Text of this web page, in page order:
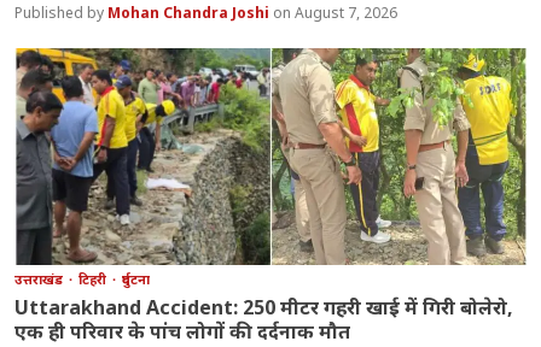
Mohan Chandra Joshi August 7, 2026
उत्तराखंड टिहरी दुर्घटना
Uttarakhand Accident: 250 मीटर गहरी खाई में गिरी बोलेरो,
एक ही परिवार के पांच लोगों की दर्दनाक मौत